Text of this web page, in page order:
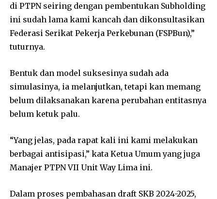
di PTPN seiring dengan pembentukan Subholding
ini sudah lama kami kancah dan dikonsultasikan
Federasi Serikat Pekerja Perkebunan (FSPBun),”
tuturnya.
Bentuk dan model suksesinya sudah ada
simulasinya, ia melanjutkan, tetapi kan memang
belum dilaksanakan karena perubahan entitasnya
belum ketuk palu.
“Yang jelas, pada rapat kali ini kami melakukan
berbagai antisipasi,” kata Ketua Umum yang juga
Manajer PTPN VII Unit Way Lima ini.
Dalam proses pembahasan draft SKB 2024-2025,